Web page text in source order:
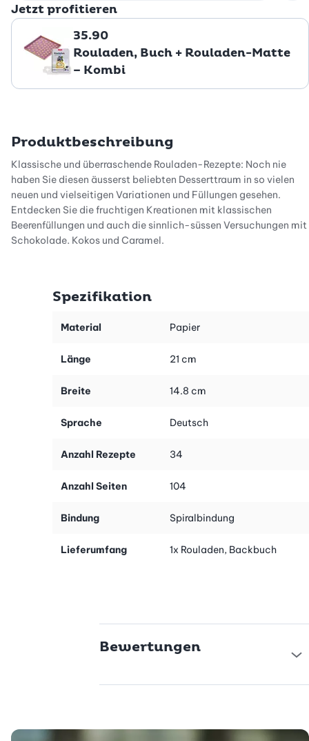
Jetzt profitieren
35.90
Rouladen, Buch + Rouladen-Matte
– Kombi
Produktbeschreibung
Klassische und überraschende Rouladen-Rezepte: Noch nie
haben Sie diesen äusserst beliebten Desserttraum in so vielen
neuen und vielseitigen Variationen und Füllungen gesehen.
Entdecken Sie die fruchtigen Kreationen mit klassischen
Beerenfüllungen und auch die sinnlich-süssen Versuchungen mit
Schokolade, Kokos und Caramel.
oder einer Rouladen-Vorspeise mit Wow-Effekt.
Auf den 104 Seiten treffen Sie immer wieder auf hilfreiche
noch besseres Gelingen der Rouladen.
Rouladen-Matte «Deko» (Art.-Nr. 40208)
Spezifikation
Material Papier
Länge 21 cm
Breite 14.8 cm
Sprache Deutsch
Anzahl Rezepte 34
Anzahl Seiten 104
Bindung Spiralbindung
Lieferumfang 1x Rouladen, Backbuch
Bewertungen